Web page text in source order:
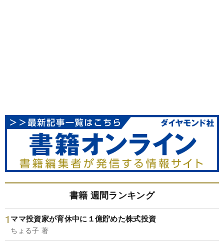
書籍 週間ランキング
ママ投資家が育休中に１億貯めた株式投資
ちょる子 著